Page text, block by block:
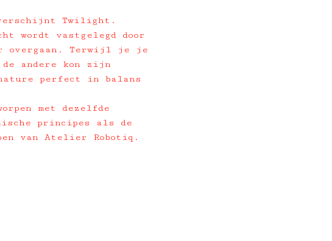
verschijnt Twilight.
wordt vastgelegd door
overgaan. Terwijl je je
andere kon zijn
perfect in balans
met dezelfde
principes als de
van Atelier Robotiq.